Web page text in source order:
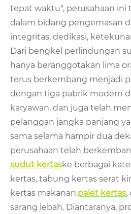
tepat waktu", perusahaan ini
dalam bidang pengemasan
integritas, dedikasi,
Dari bengkel perlindungan
hanya beranggotakan lima
terus berkembang menjadi
dengan tiga pabrik modern
karyawan, dan juga telah
pelanggan jangka panjang
sama selama hampir dua
perusahaan telah
sudut kertaske berbagai
kertas, tabung kertas serat
kertas makanan,palet kertas,
sarang lebah. Diantaranya,